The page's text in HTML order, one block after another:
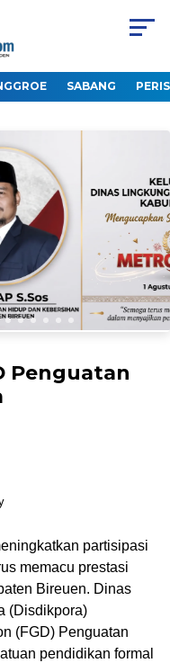
SABANG
Penguatan
partisipasi
memacu prestasi
Bireuen. Dinas
(Disdikpora)
(FGD) Penguatan
pendidikan formal